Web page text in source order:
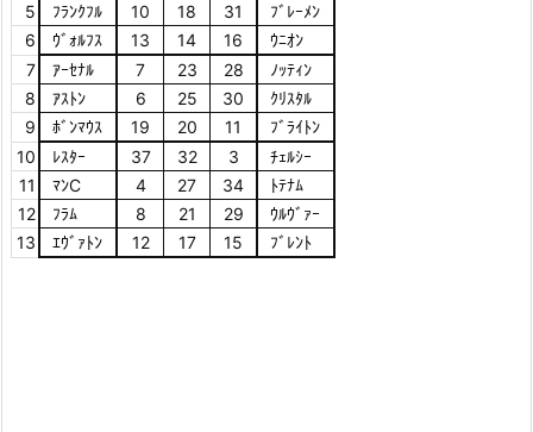
5
ﾌﾗﾝｸﾌﾙ 10 18 31
ﾌﾞﾚｰﾒﾝ
6
ｳﾞｫﾙﾌｽ 13 14 16
ｳﾆｵﾝ
7
ｱｰｾﾅﾙ 7 23 28
ﾉｯﾃｨﾝ
8
ｱｽﾄﾝ 6 25 30
ｸﾘｽﾀﾙ
9
ﾎﾞﾝﾏｳｽ 19 20 11
ﾌﾞﾗｲﾄﾝ
10
ﾚｽﾀｰ 37 32 3
ﾁｪﾙｼｰ
11
ﾏﾝC 4 27 34
ﾄﾃﾅﾑ
12
ﾌﾗﾑ 8 21 29
ｳﾙｳﾞｧｰ
13
ｴｳﾞｧﾄﾝ 12 17 15 ﾌﾞﾚﾝﾄ